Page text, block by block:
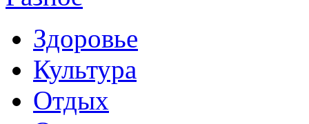
Здоровье
Культура
Отдых